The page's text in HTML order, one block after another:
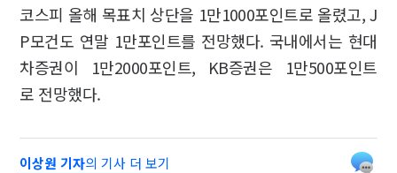
코스피 올해 목표치 상단을 1만1000포인트로 올렸고, J
P모건도 연말 1만포인트를 전망했다. 국내에서는 현대
차증권이 1만2000포인트, KB증권은 1만500포인트
로 전망했다.
이상원 기자의 기사 더 보기